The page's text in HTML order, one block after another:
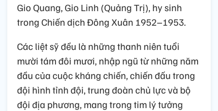
Gio Quang, Gio Linh (Quảng Trị), hy sinh
trong Chiến dịch Đông Xuân 1952–1953.
Các liệt sỹ đều là những thanh niên tuổi
mười tám đôi mươi, nhập ngũ từ những năm
đầu của cuộc kháng chiến, chiến đấu trong
đội hình tỉnh đội, trung đoàn chủ lực và bộ
đội địa phương, mang trong tim lý tưởng